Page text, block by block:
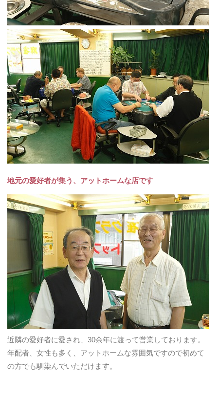
地元の愛好者が集う、アットホームな店です
近隣の愛好者に愛され、30余年に渡って営業しております。
年配者、女性も多く、アットホームな雰囲気ですので初めて
の方でも馴染んでいただけます。